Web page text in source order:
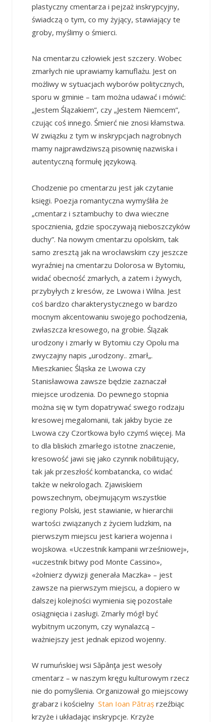
plastyczny cmentarza i pejzaż inskrypcyjny,
świadczą o tym, co my żyjący, stawiający te
groby, myślimy o śmierci.
Na cmentarzu człowiek jest szczery. Wobec
zmarłych nie uprawiamy kamuflażu. Jest on
możliwy w sytuacjach wyborów politycznych,
sporu w gminie – tam można udawać i mówić:
„Jestem Ślązakiem”, czy „Jestem Niemcem”,
czując coś innego. Śmierć nie znosi kłamstwa.
W związku z tym w inskrypcjach nagrobnych
mamy najprawdziwszą pisownię nazwiska i
autentyczną formułę językową.
Chodzenie po cmentarzu jest jak czytanie
księgi. Poezja romantyczna wymyśliła że
„cmentarz i sztambuchy to dwa wieczne
spocznienia, gdzie spoczywają nieboszczyków
duchy”. Na nowym cmentarzu opolskim, tak
samo zresztą jak na wrocławskim czy jeszcze
wyraźniej na cmentarzu Dolorosa w Bytomiu,
widać obecność zmarłych, a zatem i żywych,
przybyłych z kresów, ze Lwowa i Wilna. Jest
coś bardzo charakterystycznego w bardzo
mocnym akcentowaniu swojego pochodzenia,
zwłaszcza kresowego, na grobie. Ślązak
urodzony i zmarły w Bytomiu czy Opolu ma
zwyczajny napis „urodzony.. zmarł„.
Mieszkaniec Śląska ze Lwowa czy
Stanisławowa zawsze będzie zaznaczał
miejsce urodzenia. Do pewnego stopnia
można się w tym dopatrywać swego rodzaju
kresowej megalomanii, tak jakby bycie ze
Lwowa czy Czortkowa było czymś więcej. Ma
to dla bliskich zmarłego istotne znaczenie,
kresowość jawi się jako czynnik nobilitujący,
tak jak przeszłość kombatancka, co widać
także w nekrologach. Zjawiskiem
powszechnym, obejmującym wszystkie
regiony Polski, jest stawianie, w hierarchii
wartości związanych z życiem ludzkim, na
pierwszym miejscu jest kariera wojenna i
wojskowa. «Uczestnik kampanii wrześniowej»,
«uczestnik bitwy pod Monte Cassino»,
«żołnierz dywizji generała Maczka» – jest
zawsze na pierwszym miejscu, a dopiero w
dalszej kolejności wymienia się pozostałe
osiągnięcia i zasługi. Zmarły mógł być
wybitnym uczonym, czy wynalazcą –
ważniejszy jest jednak epizod wojenny.
W rumuńskiej wsi Săpânţa jest wesoły
cmentarz – w naszym kręgu kulturowym rzecz
nie do pomyślenia. Organizował go miejscowy
grabarz i kościelny Stan Ioan Pătrașrzeźbiąc
krzyże i układając inskrypcje. Krzyże